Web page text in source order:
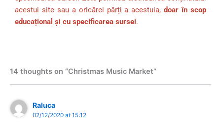
acestui site sau a oricărei părți a acestuia,doar în scop
educațional și cu specificarea sursei.
14 thoughts on “Christmas Music Market”
Raluca
02/12/2020 at 15:12